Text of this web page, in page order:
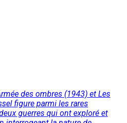
des ombres (1943) et Les
figure parmi les rares
guerres qui ont exploré et